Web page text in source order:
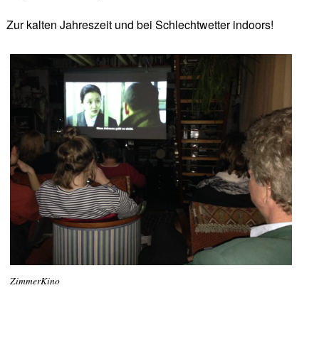
Zur kalten Jahreszeit und bei Schlechtwetter indoors!
ZimmerKino